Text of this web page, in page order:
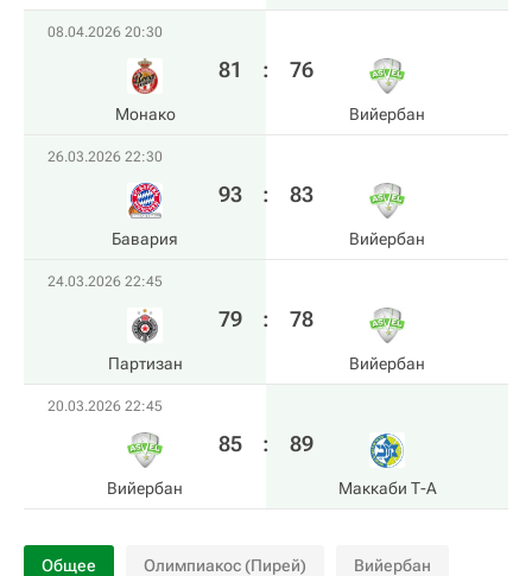
08.04.2026 20:30
Монако
81 : 76
Вийербан
26.03.2026 22:30
Бавария
93 : 83
Вийербан
24.03.2026 22:45
Партизан
79 : 78
Вийербан
20.03.2026 22:45
Вийербан
85 : 89
Маккаби Т-А
Общее Олимпиакос (Пирей) Вийербан